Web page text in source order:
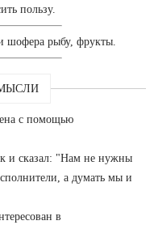
пользу.
шофера рыбу, фрукты.
с помощью
и сказал: "Нам не нужны
а думать мы и
в